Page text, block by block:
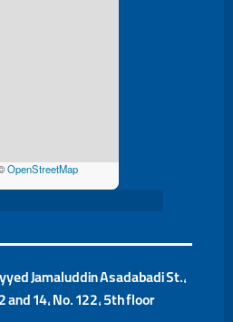
OpenStreetMap
Jamaluddin Asadabadi St.,
and 14, No. 122, 5th floor